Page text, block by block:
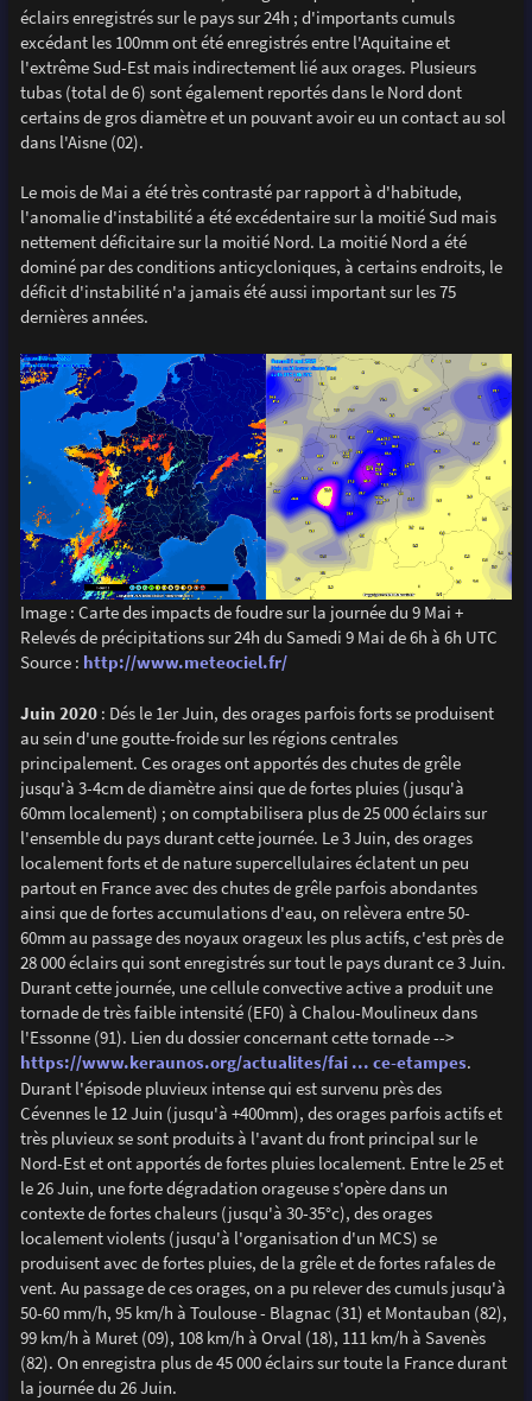
éclairs enregistrés sur le pays sur 24h ; d'importants cumuls
excédant les 100mm ont été enregistrés entre l'Aquitaine et
l'extrême Sud-Est mais indirectement lié aux orages. Plusieurs
tubas (total de 6) sont également reportés dans le Nord dont
certains de gros diamètre et un pouvant avoir eu un contact au sol
dans l'Aisne (02).
Le mois de Mai a été très contrasté par rapport à d'habitude,
l'anomalie d'instabilité a été excédentaire sur la moitié Sud mais
nettement déficitaire sur la moitié Nord. La moitié Nord a été
dominé par des conditions anticycloniques, à certains endroits, le
déficit d'instabilité n'a jamais été aussi important sur les 75
dernières années.
Image : Carte des impacts de foudre sur la journée du 9 Mai +
Relevés de précipitations sur 24h du Samedi 9 Mai de 6h à 6h UTC
Source : http://www.meteociel.fr/
Juin 2020: Dés le 1er Juin, des orages parfois forts se produisent
au sein d'une goutte-froide sur les régions centrales
principalement. Ces orages ont apportés des chutes de grêle
jusqu'à 3-4cm de diamètre ainsi que de fortes pluies (jusqu'à
60mm localement) ; on comptabilisera plus de 25 000 éclairs sur
l'ensemble du pays durant cette journée. Le 3 Juin, des orages
localement forts et de nature supercellulaires éclatent un peu
partout en France avec des chutes de grêle parfois abondantes
ainsi que de fortes accumulations d'eau, on relèvera entre 50-
60mm au passage des noyaux orageux les plus actifs, c'est près de
28 000 éclairs qui sont enregistrés sur tout le pays durant ce 3 Juin.
Durant cette journée, une cellule convective active a produit une
tornade de très faible intensité (EF0) à Chalou-Moulineux dans
l'Essonne (91). Lien du dossier concernant cette tornade -->
https://www.keraunos.org/actualites/fai ... ce-etampes.
Durant l'épisode pluvieux intense qui est survenu près des
Cévennes le 12 Juin (jusqu'à +400mm), des orages parfois actifs et
très pluvieux se sont produits à l'avant du front principal sur le
Nord-Est et ont apportés de fortes pluies localement. Entre le 25 et
le 26 Juin, une forte dégradation orageuse s'opère dans un
contexte de fortes chaleurs (jusqu'à 30-35°c), des orages
localement violents (jusqu'à l'organisation d'un MCS) se
produisent avec de fortes pluies, de la grêle et de fortes rafales de
vent. Au passage de ces orages, on a pu relever des cumuls jusqu'à
50-60 mm/h, 95 km/h à Toulouse - Blagnac (31) et Montauban (82),
99 km/h à Muret (09), 108 km/h à Orval (18), 111 km/h à Savenès
(82). On enregistra plus de 45 000 éclairs sur toute la France durant
la journée du 26 Juin.